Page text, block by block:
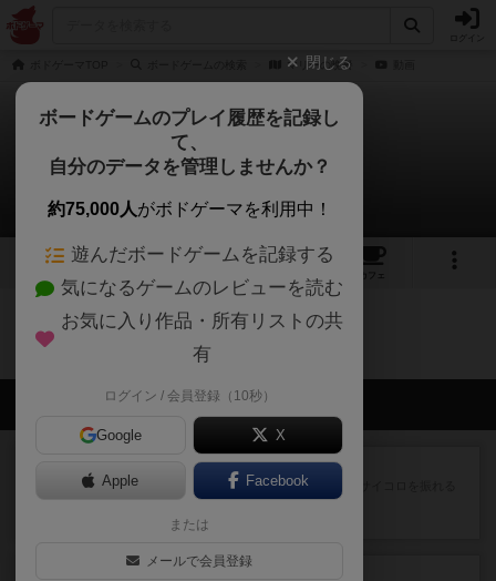
マリーの晩餐
マリーの晩餐
0件の動画
カフェ
マリーの晩餐のトップに戻る
会員の新しい投稿
街コロ通
街コロとの違いは初めから二つサイコロを振れる
など、少しの違いはあるけれ...
約2時間前
閉じる
ボードゲームのプレイ履歴を記録し
て、
自分のデータを管理しませんか？
約75,000人がボドゲーマを利用中！
遊んだボードゲームを記録する
気になるゲームのレビューを読む
お気に入り作品・所有リストの共
有
ログイン / 会員登録（10秒）
Google X
Apple Facebook
または
メールで会員登録